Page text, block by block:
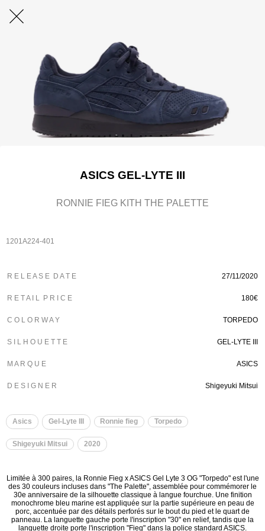
ASICS GEL-LYTE III
RONNIE FIEG KITH THE PALETTE
1201A224-401
R E L E A S E D A T E 27/11/2020
R E T A I L P R I C E 180€
C O L O R W A Y TORPEDO
S I L H O U E T T E GEL-LYTE III
M A R Q U E ASICS
D E S I G N E R Shigeyuki Mitsui
Asics Gel-Lyte III Ronnie fieg Torpedo
Shigeyuki Mitsui 2020
Limitée à 300 paires, la Ronnie Fieg x ASICS Gel Lyte 3 OG "Torpedo" est l'une
des 30 couleurs incluses dans "The Palette", assemblée pour commémorer le
30e anniversaire de la silhouette classique à langue fourchue. Une finition
monochrome bleu marine est appliquée sur la partie supérieure en peau de
porc, accentuée par des détails perforés sur le bout du pied et le quart de
panneau. La languette gauche porte l'inscription "30" en relief, tandis que la
languette droite porte l'inscription "Fieg" dans la police standard ASICS.